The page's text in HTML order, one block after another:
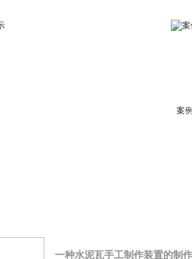
案
一种水泥瓦手工制作装置的制